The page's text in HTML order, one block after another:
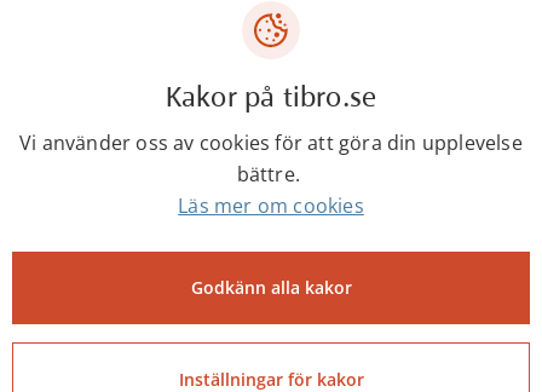
Denny Lundh
Fastighetsförvaltare
Kakor på tibro.se
Vi använder oss av cookies för att göra din upplevelse
bättre.
Läs mer om cookies
Godkänn alla kakor
Inställningar för kakor